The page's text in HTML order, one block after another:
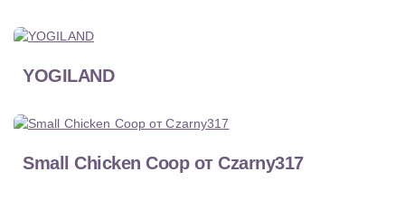
YOGILAND
Small Chicken Coop от Czarny317